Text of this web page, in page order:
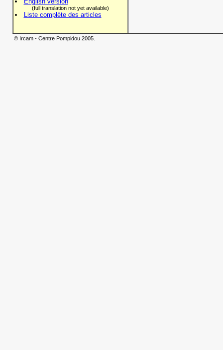
(full translation not yet available)
Liste complète des articles
© Ircam - Centre Pompidou 2005.